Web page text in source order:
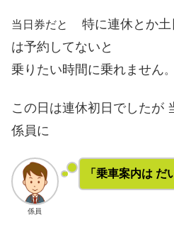
当日券だと
特に連休とか
は予約してないと
乗りたい時間に乗れません。
この日は連休初日でしたが
係員に
係員
「乗車案内は だ